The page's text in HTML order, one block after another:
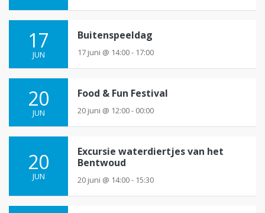
e
n
17
JUN
Buitenspeeldag
17 juni @ 14:00 - 17:00
20
JUN
Food & Fun Festival
20 juni @ 12:00 - 00:00
20
JUN
Excursie waterdiertjes van het
Bentwoud
20 juni @ 14:00 - 15:30